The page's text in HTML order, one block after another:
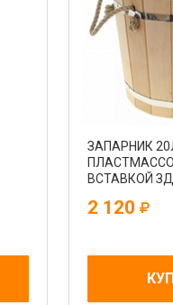
ЗАПАРНИК
ВСТАВКОЙ
2 120